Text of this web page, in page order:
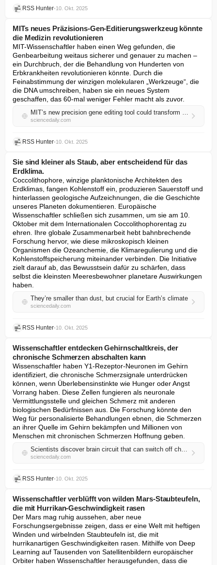
RSS Hunter•10. Okt. 2025
MITs neues Präzisions-Gen-Editierungswerkzeug könnte
die Medizin revolutionieren
MIT-Wissenschaftler haben einen Weg gefunden, die
Genbearbeitung weitaus sicherer und genauer zu machen –
ein Durchbruch, der die Behandlung von Hunderten von
Erbkrankheiten revolutionieren könnte. Durch die
Feinabstimmung der winzigen molekularen „Werkzeuge“, die
die DNA umschreiben, haben sie ein neues System
geschaffen, das 60-mal weniger Fehler macht als zuvor.
MIT’s new precision gene editing tool could transform medicine
sciencedaily.com
RSS Hunter•10. Okt. 2025
Sie sind kleiner als Staub, aber entscheidend für das
Erdklima.
Coccolithophore, winzige planktonische Architekten des
Erdklimas, fangen Kohlenstoff ein, produzieren Sauerstoff und
hinterlassen geologische Aufzeichnungen, die die Geschichte
unseres Planeten dokumentieren. Europäische
Wissenschaftler schließen sich zusammen, um sie am 10.
Oktober mit dem Internationalen Coccolithophorentag zu
ehren. Ihre globale Zusammenarbeit hebt bahnbrechende
Forschung hervor, wie diese mikroskopisch kleinen
Organismen die Ozeanchemie, die Klimaregulierung und die
Kohlenstoffspeicherung miteinander verbinden. Die Initiative
zielt darauf ab, das Bewusstsein dafür zu schärfen, dass
selbst die kleinsten Meeresbewohner planetare Auswirkungen
haben.
They’re smaller than dust, but crucial for Earth’s climate
sciencedaily.com
RSS Hunter•10. Okt. 2025
Wissenschaftler entdecken Gehirnschaltkreis, der
chronische Schmerzen abschalten kann
Wissenschaftler haben Y1-Rezeptor-Neuronen im Gehirn
identifiziert, die chronische Schmerzsignale unterdrücken
können, wenn Überlebensinstinkte wie Hunger oder Angst
Vorrang haben. Diese Zellen fungieren als neuronale
Vermittlungsstelle und gleichen Schmerz mit anderen
biologischen Bedürfnissen aus. Die Forschung könnte den
Weg für personalisierte Behandlungen ebnen, die Schmerzen
an ihrer Quelle im Gehirn bekämpfen und Millionen von
Menschen mit chronischen Schmerzen Hoffnung geben.
Scientists discover brain circuit that can switch off chronic pain
sciencedaily.com
RSS Hunter•10. Okt. 2025
Wissenschaftler verblüfft von wilden Mars-Staubteufeln,
die mit Hurrikan-Geschwindigkeit rasen
Der Mars mag ruhig aussehen, aber neue
Forschungsergebnisse zeigen, dass er eine Welt mit heftigen
Winden und wirbelnden Staubteufeln ist, die mit
hurrikanartigen Geschwindigkeiten rasen. Mithilfe von Deep
Learning auf Tausenden von Satellitenbildern europäischer
Orbiter haben Wissenschaftler herausgefunden, dass die